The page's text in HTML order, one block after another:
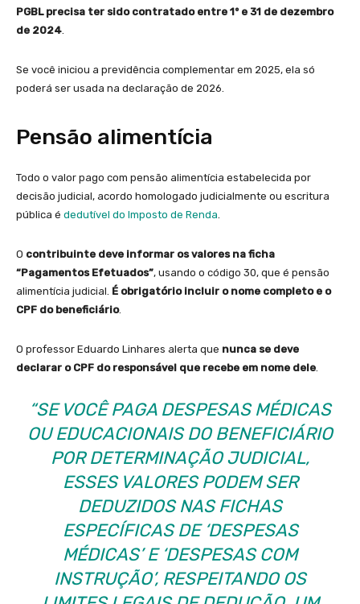
PGBL precisa ter sido contratado entre 1º e 31 de dezembro
de 2024
Se você iniciou a previdência complementar em 2025, ela só
poderá ser usada na declaração de 2026.
Pensão alimentícia
Todo o valor pago com pensão alimentícia estabelecida por
decisão judicial, acordo homologado judicialmente ou escritura
pública é dedutível do Imposto de Renda
O contribuinte deve informar os valores na ficha
“Pagamentos Efetuados”, usando o código 30, que é pensão
alimentícia judicial. É obrigatório incluir o nome completo e o
CPF do beneficiário.
O professor Eduardo Linhares alerta que nunca se deve
declarar o CPF do responsável que recebe em nome dele
“SE VOCÊ PAGA DESPESAS MÉDICAS
OU EDUCACIONAIS DO BENEFICIÁRIO
POR DETERMINAÇÃO JUDICIAL,
ESSES VALORES PODEM SER
DEDUZIDOS NAS FICHAS
ESPECÍFICAS DE ‘DESPESAS
MÉDICAS’ E ‘DESPESAS COM
INSTRUÇÃO’, RESPEITANDO OS